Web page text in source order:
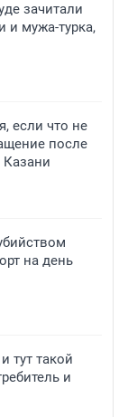
зачитали
и мужа-турка,
если что не
после
Казани
на день
тут такой
и